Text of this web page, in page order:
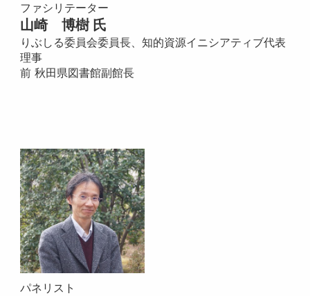
ファシリテーター
山崎 博樹 氏
りぶしる委員会委員長、知的資源イニシアティブ代表
理事
前 秋田県図書館副館長
パネリスト